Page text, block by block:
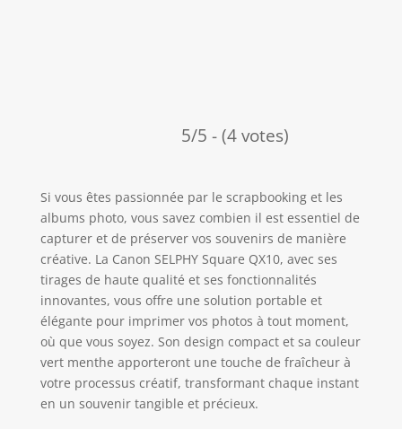
5/5 - (4 votes)
Si vous êtes passionnée par le scrapbooking et les
albums photo, vous savez combien il est essentiel de
capturer et de préserver vos souvenirs de manière
créative. La Canon SELPHY Square QX10, avec ses
tirages de haute qualité et ses fonctionnalités
innovantes, vous offre une solution portable et
élégante pour imprimer vos photos à tout moment,
où que vous soyez. Son design compact et sa couleur
vert menthe apporteront une touche de fraîcheur à
votre processus créatif, transformant chaque instant
en un souvenir tangible et précieux.